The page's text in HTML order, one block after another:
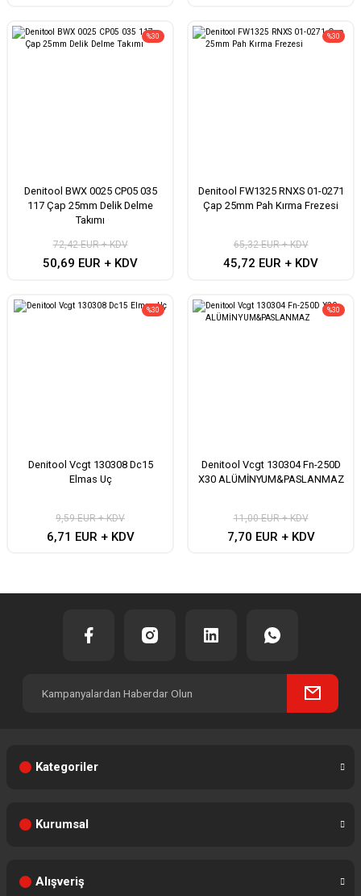
Denitool BWX 0025 CP05 035
117 Çap 25mm Delik Delme
Takımı
72,42 EUR + KDV
50,69 EUR + KDV
%30
Denitool FW1325 RNXS 01-0271
Çap 25mm Pah Kırma Frezesi
65,32 EUR + KDV
45,72 EUR + KDV
%30
Denitool Vcgt 130308 Dc15
Elmas Uç
9,59 EUR + KDV
6,71 EUR + KDV
%30
Denitool Vcgt 130304 Fn-250D
X30 ALÜMİNYUM&PASLANMAZ
11,00 EUR + KDV
7,70 EUR + KDV
%30
Kategoriler
Kurumsal
Alışveriş